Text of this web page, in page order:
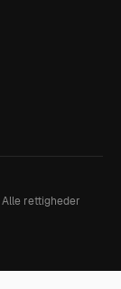
Alle rettigheder